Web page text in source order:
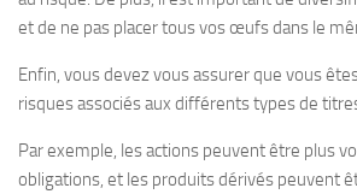
et de ne pas placer tous vos œufs dans le
Enfin, vous devez vous assurer que vous
risques associés aux différents types de
Par exemple, les actions peuvent être plus
obligations, et les produits dérivés peuvent